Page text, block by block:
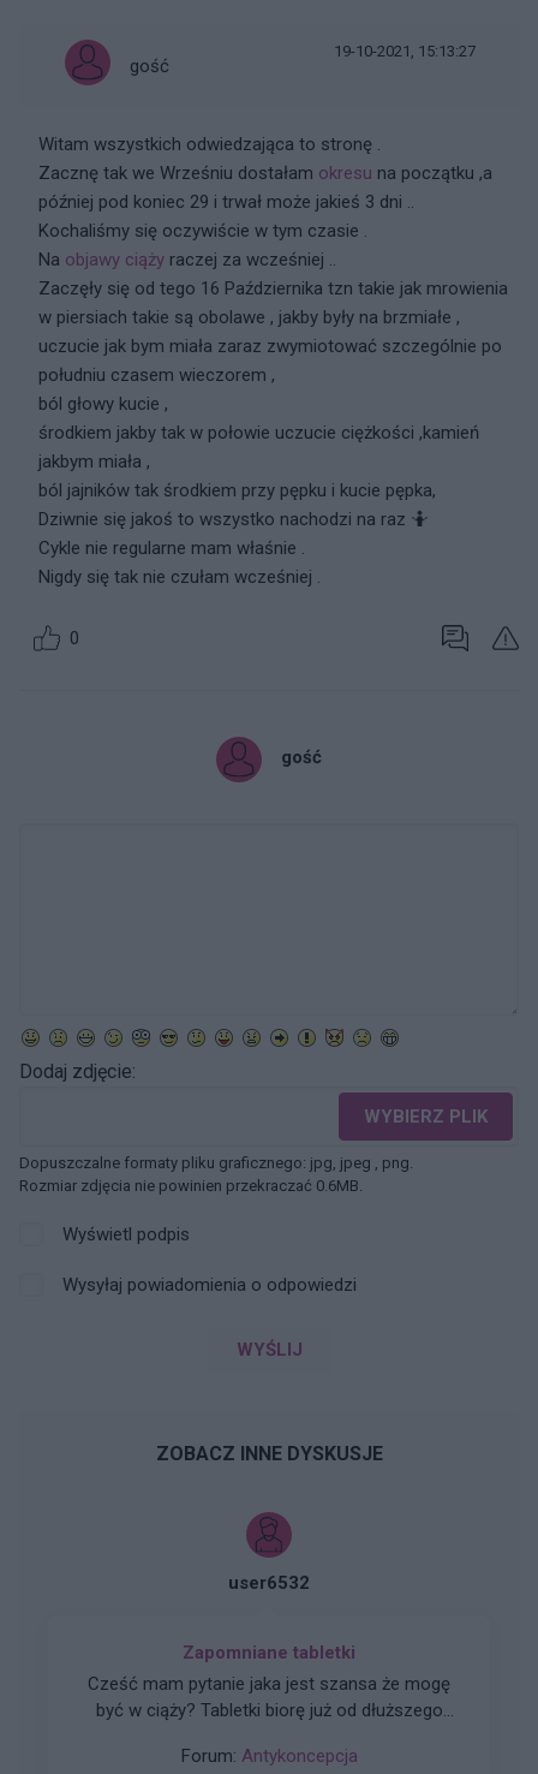
gość
19-10-2021, 15:13:27
Witam wszystkich odwiedzająca to stronę .
Zacznę tak we Wrześniu dostałam okresu na początku ,a
później pod koniec 29 i trwał może jakieś 3 dni ..
Kochaliśmy się oczywiście w tym czasie .
Na objawy ciąży raczej za wcześniej ..
Zaczęły się od tego 16 Października tzn takie jak mrowienia
w piersiach takie są obolawe , jakby były na brzmiałe ,
uczucie jak bym miała zaraz zwymiotować szczególnie po
południu czasem wieczorem ,
ból głowy kucie ,
środkiem jakby tak w połowie uczucie ciężkości ,kamień
jakbym miała ,
ból jajników tak środkiem przy pępku i kucie pępka,
Dziwnie się jakoś to wszystko nachodzi na raz 🤷
Cykle nie regularne mam właśnie .
Nigdy się tak nie czułam wcześniej .
0
gość
Dodaj zdjęcie:
WYBIERZ PLIK
Dopuszczalne formaty pliku graficznego: jpg, jpeg , png.
Rozmiar zdjęcia nie powinien przekraczać 0.6MB.
Wyświetl podpis
Wysyłaj powiadomienia o odpowiedzi
WYŚLIJ
ZOBACZ INNE DYSKUSJE
user6532
Zapomniane tabletki
Cześć mam pytanie jaka jest szansa że mogę
być w ciąży? Tabletki biorę już od dłuższego
21+7 • 13.02 – rozpoczęcie blistra (dzień 1) •
Forum: Antykoncepcja